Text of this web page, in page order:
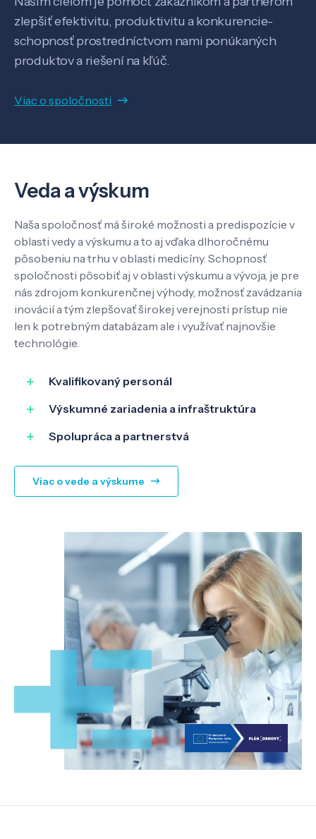
Know-how
O nás
Kontakt
zlepšiť efektivitu, produktivitu a konkurencie-
schopnosť prostredníctvom nami ponúkaných
produktov a riešení na kľúč.
Viac o spoločnosti
Veda a výskum
Naša spoločnosť má široké možnosti a predispozície v
oblasti vedy a výskumu a to aj vďaka dlhoročnému
pôsobeniu na trhu v oblasti medicíny. Schopnosť
spoločnosti pôsobiť aj v oblasti výskumu a vývoja, je pre
nás zdrojom konkurenčnej výhody, možnosť zavádzania
inovácií a tým zlepšovať širokej verejnosti prístup nie
len k potrebným databázam ale i využívať najnovšie
technológie.
Kvalifikovaný personál
Výskumné zariadenia a infraštruktúra
Spolupráca a partnerstvá
Viac o vede a výskume